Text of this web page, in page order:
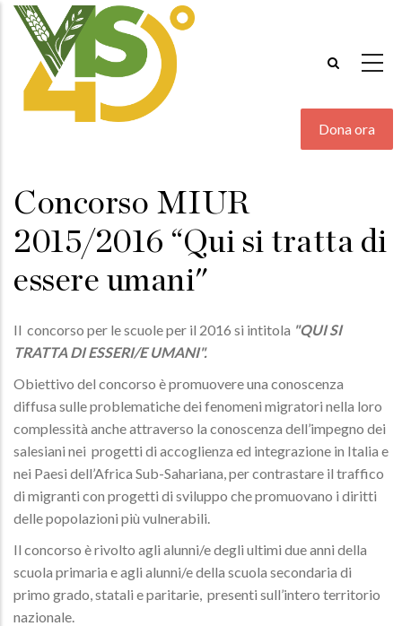
Salta
contenuto
principale
Dona ora
Concorso MIUR
2015/2016 “Qui si tratta di
essere umani"
Il concorso per le scuole per il 2016 si intitola "QUI SI
TRATTA DI ESSERI/E UMANI".
Obiettivo del concorso è promuovere una conoscenza
diffusa sulle problematiche dei fenomeni migratori nella loro
complessità anche attraverso la conoscenza dell’impegno dei
salesiani nei progetti di accoglienza ed integrazione in Italia e
nei Paesi dell’Africa Sub-Sahariana, per contrastare il traffico
di migranti con progetti di sviluppo che promuovano i diritti
delle popolazioni più vulnerabili.
Il concorso è rivolto agli alunni/e degli ultimi due anni della
scuola primaria e agli alunni/e della scuola secondaria di
primo grado, statali e paritarie, presenti sull’intero territorio
nazionale.